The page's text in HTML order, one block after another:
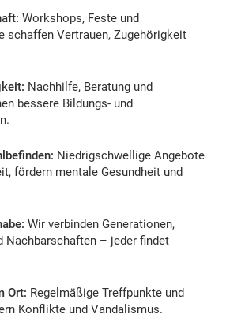
Workshops, Feste und
schaffen Vertrauen, Zugehörigkeit
Nachhilfe, Beratung und
bessere Bildungs‑ und
Niedrigschwellige Angebote
fördern mentale Gesundheit und
Wir verbinden Generationen,
Nachbarschaften – jeder findet
Ort: Regelmäßige Treffpunkte und
Konflikte und Vandalismus.